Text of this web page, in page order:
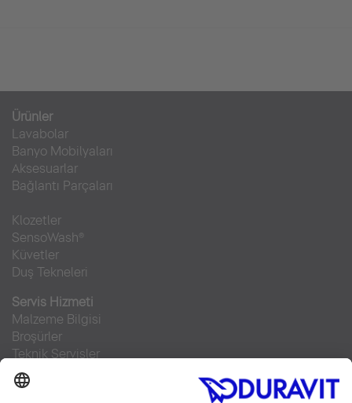
Ürünler
Lavabolar
Banyo Mobilyaları
Aksesuarlar
Bağlantı Parçaları
Klozetler
SensoWash®
Küvetler
Duş Tekneleri
Servis Hizmeti
Malzeme Bilgisi
Broşürler
Teknik Servisler
Sıkça sorulan sorular